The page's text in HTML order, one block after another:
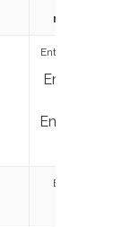
résidentiel
Entre 50 $ et
Entre 50 $
Entre 140 $
Entre 60 $ et